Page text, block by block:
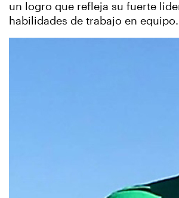
un logro que refleja su fuerte
habilidades de trabajo en equipo.